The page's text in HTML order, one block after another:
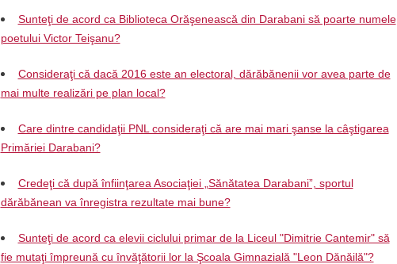
Sunteţi de acord ca Biblioteca Orăşenească din Darabani să poarte numele
poetului Victor Teişanu?
Consideraţi că dacă 2016 este an electoral, dărăbănenii vor avea parte de
mai multe realizări pe plan local?
Care dintre candidaţii PNL consideraţi că are mai mari şanse la câştigarea
Primăriei Darabani?
Credeţi că după înfiinţarea Asociaţiei „Sănătatea Darabani”, sportul
dărăbănean va înregistra rezultate mai bune?
Sunteţi de acord ca elevii ciclului primar de la Liceul "Dimitrie Cantemir" să
fie mutaţi împreună cu învăţătorii lor la Şcoala Gimnazială "Leon Dănăilă"?